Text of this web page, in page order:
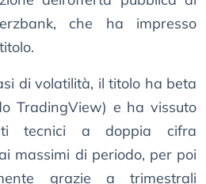
che ha impresso
di volatilità, il titolo ha beta
TradingView) e ha vissuto
tecnici a doppia cifra
massimi di periodo, per poi
grazie a trimestrali